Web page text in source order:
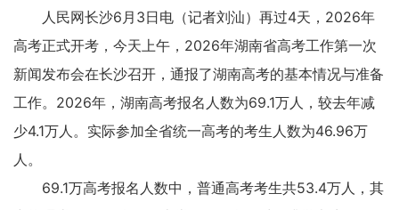
人民网长沙6月3日电（记者刘汕）再过4天，2026年
高考正式开考，今天上午，2026年湖南省高考工作第一次
新闻发布会在长沙召开，通报了湖南高考的基本情况与准备
工作。2026年，湖南高考报名人数为69.1万人，较去年减
少4.1万人。实际参加全省统一高考的考生人数为46.96万
人。
69.1万高考报名人数中，普通高考考生共53.4万人，其